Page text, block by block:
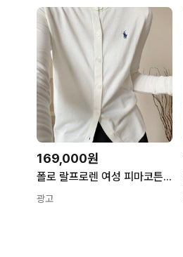
169,000원
폴로 랄프로렌 여성 피마코튼 가디건 3색
광고